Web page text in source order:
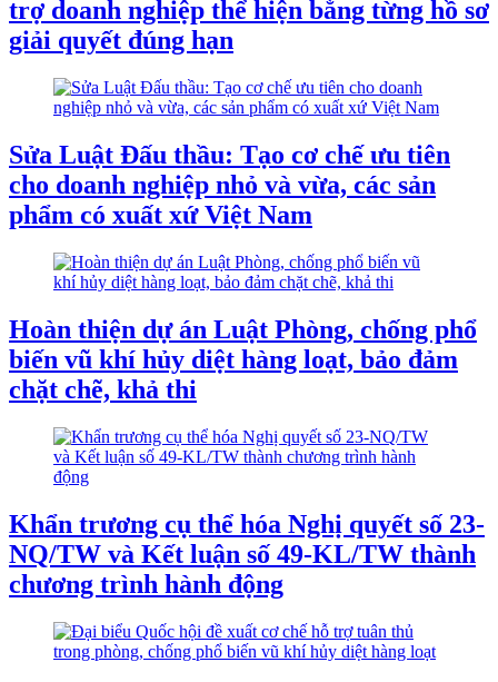
trợ doanh nghiệp thể hiện bằng từng hồ sơ
giải quyết đúng hạn
Sửa Luật Đấu thầu: Tạo cơ chế ưu tiên
cho doanh nghiệp nhỏ và vừa, các sản
phẩm có xuất xứ Việt Nam
Hoàn thiện dự án Luật Phòng, chống phổ
biến vũ khí hủy diệt hàng loạt, bảo đảm
chặt chẽ, khả thi
Khẩn trương cụ thể hóa Nghị quyết số 23-
NQ/TW và Kết luận số 49-KL/TW thành
chương trình hành động